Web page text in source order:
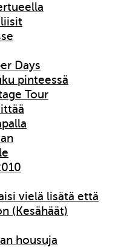
Days
pinteessä
Tour
vielä lisätä että
(Kesähäät)
housuja